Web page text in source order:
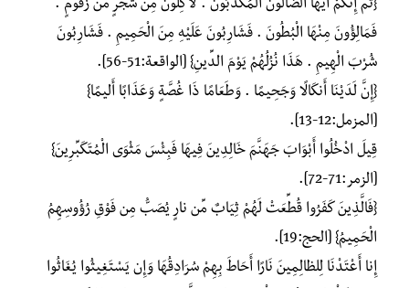
{ثُمَّ إِنَّكُمْ أَيُّهَا الضالُّونَ الْمُكَذِّبُونَ . لآكِلُونَ مِن شَجَرٍ مِّن زَقُّومٍ .
فَمَالِؤُونَ مِنْهَا الْبُطُونَ . فَشَارِبُونَ عَلَيْهِ مِنَ الْحَمِيمِ . فَشَارِبُونَ
شُرْبَ الْهِيمِ . هَذَا نُزُلُهُمْ يَوْمَ الدِّينِ} [الواقعة:51-56].
{إِنَّ لَدَيْنَا أَنكَالًا وَجَحِيمًا . وَطَعَامًا ذَا غُصَّةٍ وَعَذَابًا أَلِيمًا}
[المزمل:12-13].
قِيلَ ادْخُلُوا أَبْوَابَ جَهَنَّمَ خَالِدِينَ فِيهَا فَبِئْسَ مَثْوَى الْمُتَكَبِّرِينَ}
[الزمر:71-72].
{فَالَّذِينَ كَفَرُوا قُطِّعَتْ لَهُمْ ثِيَابٌ مِّن نارٍ يُصَبُّ مِن فَوْقِ رُؤُوسِهِمُ
الْحَمِيمُ} [الحج:19].
إِنا أَعْتَدْنَا لِلظالِمِينَ نَارًا أَحَاطَ بِهِمْ سُرَادِقُهَا وَإِن يَسْتَغِيثُوا يُغَاثُوا